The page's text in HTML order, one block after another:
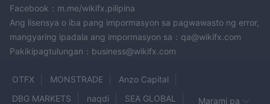
Katulad na tiered fee structure tulad ng para sa spot trading, na
may mga partikular na porsyento at karagdagang bayarin
batay sa mga bracket ng presyo ng kontrata.
Plusnet (Indibidwal na mga transaksyon):
Ang mga diskwentong bayarin ay naaangkop para sa mga
Facebook：m.me/wikifx.pilipina
Ang lisensya o iba pang impormasyon sa pagwawasto ng error,
mangyaring ipadala ang impormasyon sa：qa@wikifx.com
Pakikipagtulungan：business@wikifx.com
OTFX MONSTRADE
Anzo Capital
DBG MARKETS
naqdi SEA GLOBAL Marami pa